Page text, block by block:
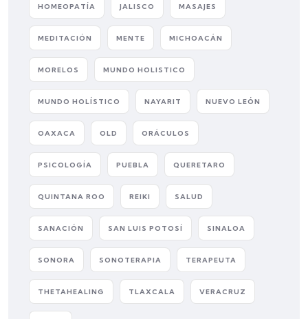
HOMEOPATÍA JALISCO MASAJES
MEDITACIÓN MENTE MICHOACÁN
MORELOS MUNDO HOLISTICO
MUNDO HOLÍSTICO NAYARIT NUEVO LEÓN
OAXACA OLD ORÁCULOS
PSICOLOGÍA PUEBLA QUERETARO
QUINTANA ROO REIKI SALUD
SANACIÓN SAN LUIS POTOSÍ SINALOA
SONORA SONOTERAPIA TERAPEUTA
THETAHEALING TLAXCALA VERACRUZ